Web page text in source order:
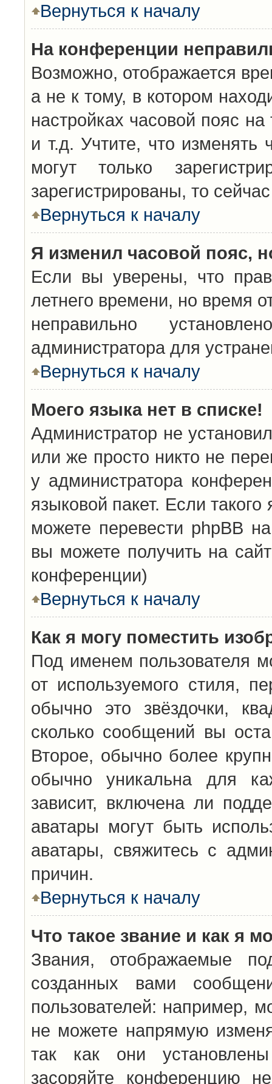
Вернуться к началу
На конференции
Возможно, отображается
а не к тому, в котором
настройках часовой пояс
и т.д. Учтите, что изменять
могут только
зарегистрированы, то
Вернуться к началу
Я изменил часовой пояс,
Если вы уверены, что
летнего времени, но время
неправильно
администратора для
Вернуться к началу
Моего языка нет в списке!
Администратор не
или же просто никто не
у администратора
языковой пакет. Если
можете перевести phpBB
вы можете получить на
конференции)
Вернуться к началу
Как я могу поместить
Под именем пользователя
от используемого стиля,
обычно это звёздочки,
сколько сообщений вы
Второе, обычно более
обычно уникальна для
зависит, включена ли
аватары могут быть
аватары, свяжитесь с
причин.
Вернуться к началу
Что такое звание и как я
Звания, отображаемые
созданных вами
пользователей: например,
не можете напрямую
так как они
засоряйте конференцию